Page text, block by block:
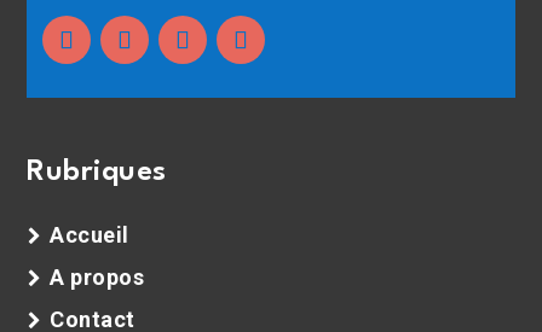
Rubriques
Accueil
A propos
Contact